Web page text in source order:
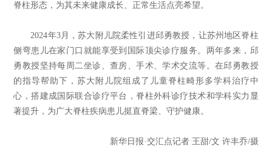
脊柱形态，为其未来健康成长、正常生活点亮希望。
2024年3月，苏大附儿院柔性引进邱勇教授，让苏州地区脊柱
侧弯患儿在家门口就能享受到国际顶尖诊疗服务。两年多来，邱
勇教授坚持每周二坐诊、查房、手术、学术交流等。在邱勇教授
的指导帮助下，苏大附儿院组成了儿童脊柱畸形多学科治疗中
心，搭建成国际联合诊疗平台，脊柱外科诊疗技术和学科实力显
著提升，为广大脊柱疾病患儿挺直脊梁、守护健康。
新华日报·交汇点记者 王甜/文 许丰乔/摄